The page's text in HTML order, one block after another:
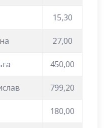
15,30
27,00
450,00
799,20
180,00